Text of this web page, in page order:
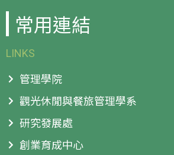
常用連結
LINKS
管理學院
觀光休閒與餐旅管理學系
研究發展處
創業育成中心